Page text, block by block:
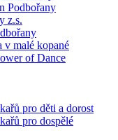
Podbořany
z.s.
v malé kopané
of Dance
pro děti a dorost
pro dospělé